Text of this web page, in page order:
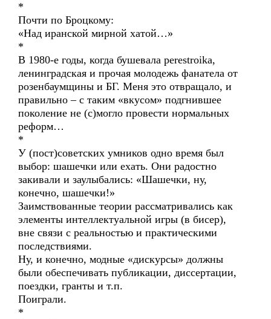
*
Почти по Броцкому:
«Над иранской мирной хатой…»
*
В 1980-е годы, когда бушевала perestroika,
ленинградская и прочая молодежь фанатела от
розенбаумщины и БГ. Меня это отвращало, и
правильно – с таким «вкусом» подгнившее
поколение не (с)могло провести нормальных
реформ…
*
У (пост)советских умников одно время был
выбор: шашечки или ехать. Они радостно
закивали и заулыбались: «Шашечки, ну,
конечно, шашечки!»
Заимствованные теории рассматривались как
элементы интеллектуальной игры (в бисер),
вне связи с реальностью и практическими
последствиями.
Ну, и конечно, модные «дискурсы» должны
были обеспечивать публикации, диссертации,
поездки, гранты и т.п.
Поиграли.
*